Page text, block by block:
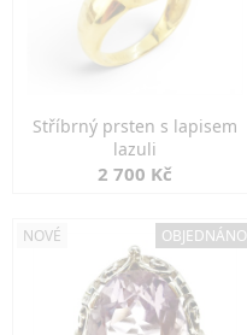
Stříbrný prsten s lapisem
lazuli
2 700 Kč
NOVÉ OBJEDNÁNO